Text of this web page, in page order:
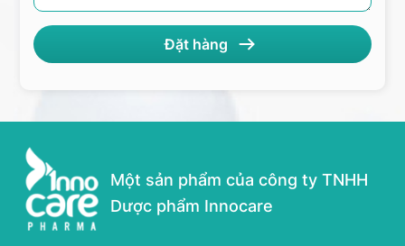
Một sản phẩm của công ty TNHH
Dược phẩm Innocare